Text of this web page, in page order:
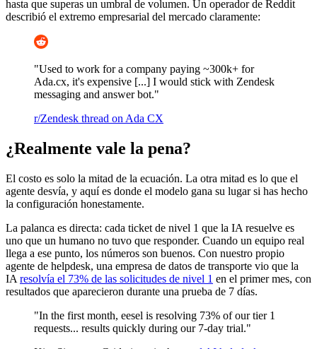
hasta que superas un umbral de volumen. Un operador de Reddit
describió el extremo empresarial del mercado claramente:
"Used to work for a company paying ~300k+ for
Ada.cx, it's expensive [...] I would stick with Zendesk
messaging and answer bot."
r/Zendesk thread on Ada CX
¿Realmente vale la pena?
El costo es solo la mitad de la ecuación. La otra mitad es lo que el
agente desvía, y aquí es donde el modelo gana su lugar si has hecho
la configuración honestamente.
La palanca es directa: cada ticket de nivel 1 que la IA resuelve es
uno que un humano no tuvo que responder. Cuando un equipo real
llega a ese punto, los números son buenos. Con nuestro propio
agente de helpdesk, una empresa de datos de transporte vio que la
IA resolvía el 73% de las solicitudes de nivel 1 en el primer mes, con
resultados que aparecieron durante una prueba de 7 días.
"In the first month, eesel is resolving 73% of our tier 1
requests... results quickly during our 7-day trial."